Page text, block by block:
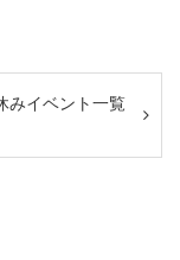
みイベント一覧